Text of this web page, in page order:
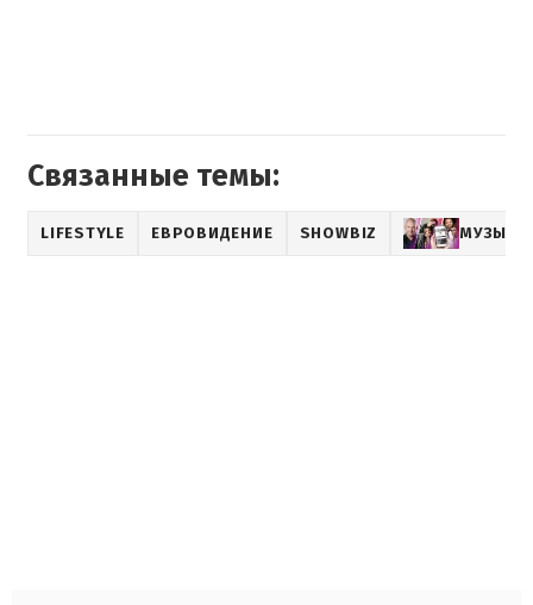
Связанные темы:
LIFESTYLE ЕВРОВИДЕНИЕ SHOWBIZ МУЗЫКА